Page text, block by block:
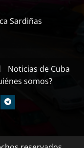
Sardiñas
Noticias de Cuba
somos?